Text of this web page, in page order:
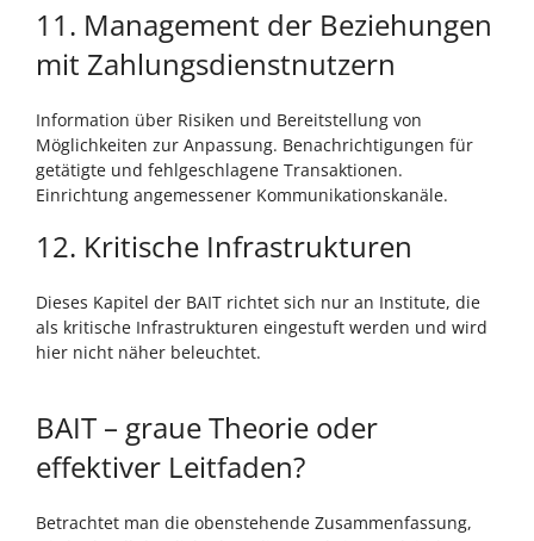
11. Management der Beziehungen
mit Zahlungsdienstnutzern
Information über Risiken und Bereitstellung von
Möglichkeiten zur Anpassung. Benachrichtigungen für
getätigte und fehlgeschlagene Transaktionen.
Einrichtung angemessener Kommunikationskanäle.
12. Kritische Infrastrukturen
Dieses Kapitel der BAIT richtet sich nur an Institute, die
als kritische Infrastrukturen eingestuft werden und wird
hier nicht näher beleuchtet.
BAIT – graue Theorie oder
effektiver Leitfaden?
Betrachtet man die obenstehende Zusammenfassung,